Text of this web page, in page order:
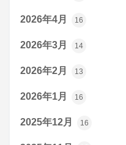
2026年4月 16
2026年3月 14
2026年2月 13
2026年1月 16
2025年12月 16